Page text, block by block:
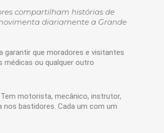
compartilham histórias de
diariamente a Grande
garantir que moradores e visitantes
médicas ou qualquer outro
motorista, mecânico, instrutor,
bastidores. Cada um com um